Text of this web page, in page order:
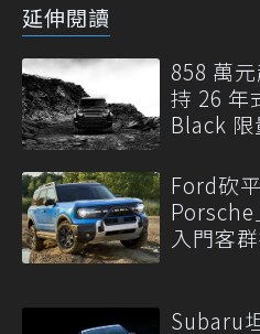
延伸閱讀
858 萬
持 26 年
Black 限
Ford砍
入門客
Subaru